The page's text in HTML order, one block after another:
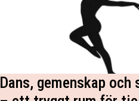
Dans, gemenskap och